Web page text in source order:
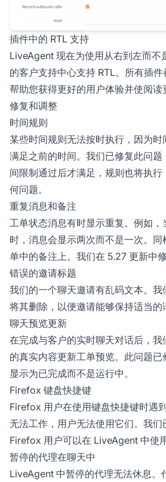
插件中的 RTL 支持
LiveAgent 现在为使用从右到左而不
的客户支持中心支持 RTL。所有插
帮助您获得更好的用户体验并使阅读
修复和调整
时间规则
某些时间规则无法按时执行，因为
满足之前的时间。我们已修复此问
间限制通过后才满足，规则也将执
何问题。
重复消息和备注
工单状态消息有时显示重复。例如
时，消息会显示两次而不是一次。
单中的备注上。我们在 5.27 更新中
错误的邀请标题
我们的一个聊天邀请有乱码文本。
将其删除，以便邀请能够保持适当的
聊天预览更新
在完成与客户的实时聊天对话后，
的真实内容更新工单预览。此问题
显示为已完成而不是运行中。
Firefox 键盘快捷键
Firefox 用户在使用键盘快捷键时遇
无法工作，用户无法使用它们。我们
Firefox 用户可以在 LiveAgent 中使
暂停的代理在聊天中
LiveAgent 中暂停的代理无法休息。